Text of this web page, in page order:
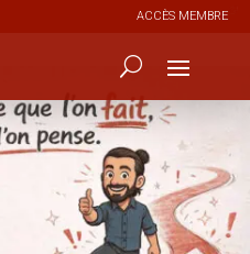
ACCÈS MEMBRE